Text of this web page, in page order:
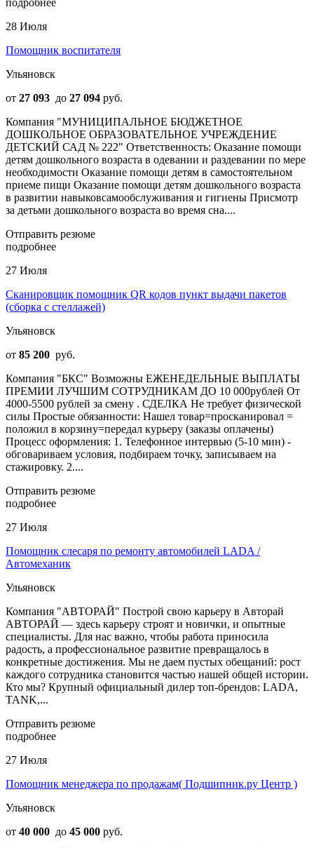
28 Июля
Помощник воспитателя
Ульяновск
от 27 093 до 27 094 руб.
Компания "МУНИЦИПАЛЬНОЕ БЮДЖЕТНОЕ
ДОШКОЛЬНОЕ ОБРАЗОВАТЕЛЬНОЕ УЧРЕЖДЕНИЕ
ДЕТСКИЙ САД № 222" Ответственность: Оказание помощи
детям дошкольного возраста в одевании и раздевании по мере
необходимости Оказание помощи детям в самостоятельном
приеме пищи Оказание помощи детям дошкольного возраста
в развитии навыковсамообслуживания и гигиены Присмотр
за детьми дошкольного возраста во время сна....
Отправить резюме
подробнее
27 Июля
Сканировщик помощник QR кодов пункт выдачи пакетов
(сборка с стеллажей)
Ульяновск
от 85 200 руб.
Компания "БКС" Возможны ЕЖЕНЕДЕЛЬНЫЕ ВЫПЛАТЫ
ПРЕМИИ ЛУЧШИМ СОТРУДНИКАМ ДО 10 000рублей От
4000-5500 рублей за смену . СДЕЛКА Не требует физической
силы Простые обязанности: Нашел товар=просканировал =
положил в корзину=передал курьеру (заказы оплачены)
Процесс оформления: 1. Телефонное интервью (5-10 мин) -
обговариваем условия, подбираем точку, записываем на
стажировку. 2....
Отправить резюме
подробнее
27 Июля
Помощник слесаря по ремонту автомобилей LADA /
Автомеханик
Ульяновск
Компания "АВТОРАЙ" Построй свою карьеру в Авторай
АВТОРАЙ — здесь карьеру строят и новички, и опытные
специалисты. Для нас важно, чтобы работа приносила
радость, а профессиональное развитие превращалось в
конкретные достижения. Мы не даем пустых обещаний: рост
каждого сотрудника становится частью нашей общей истории.
Кто мы? Крупный официальный дилер топ-брендов: LADA,
TANK,...
Отправить резюме
подробнее
27 Июля
Помощник менеджера по продажам( Подшипник.ру Центр )
Ульяновск
от 40 000 до 45 000 руб.